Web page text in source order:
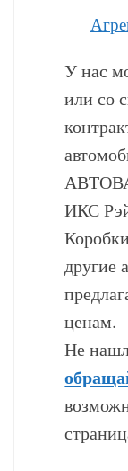
У нас
или со
ИКС
другие
ценам.
Не